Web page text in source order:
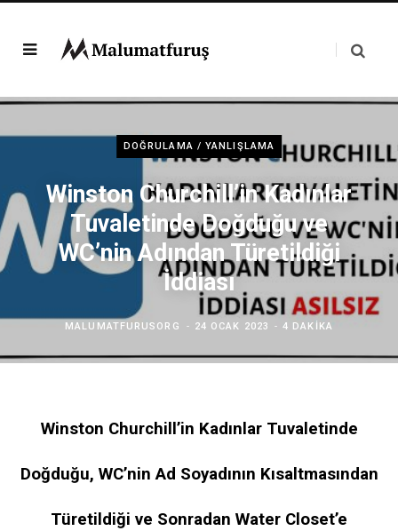
DOĞRULAMA / YANLIŞLAMA
Winston Churchill’in Kadınlar
Tuvaletinde Doğduğu ve
WC’nin Adından Türetildiği
İddiası
MALUMATFURUSORG 24 OCAK 2023 4 DAKIKA
Winston Churchill’in Kadınlar Tuvaletinde
Doğduğu, WC’nin Ad Soyadının Kısaltmasından
Türetildiği ve Sonradan Water Closet’e